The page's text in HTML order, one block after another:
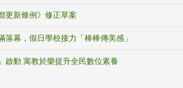
更新條例》修正草案
落幕，假日學校接力「棒棒傳美感」
啟動 寓教於樂提升全民數位素養